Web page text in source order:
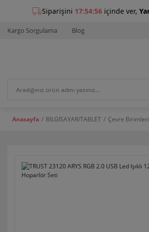
Kargo Sorgulama Blog
Anasayfa BİLGİSAYAR/TABLET Çevre Birimleri